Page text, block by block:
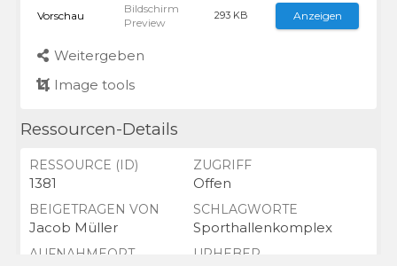
Vorschau
Bildschirm
Preview
293 KB Anzeigen
Weitergeben
Image tools
Ressourcen-Details
RESSOURCE (ID)
1381
ZUGRIFF
Offen
BEIGETRAGEN VON
Jacob Müller
SCHLAGWORTE
Sporthallenkomplex
AUFNAHMEORT URHEBER